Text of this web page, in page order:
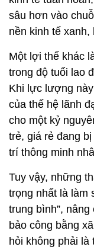
sâu hơn vào
nền kinh tế
Một lợi thế khác
trong độ tuổi lao
Khi lực lượng
của thế hệ lãnh
cho một kỷ
trẻ, giá rẻ đang
trí thông minh
Tuy vậy, những
trọng nhất là làm
trung bình”,
bảo công bằng
hỏi không phải